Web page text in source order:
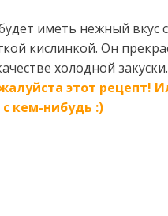
иметь нежный вкус с
кислинкой. Он
холодной закуски.
этот рецепт!
кем-нибудь :)